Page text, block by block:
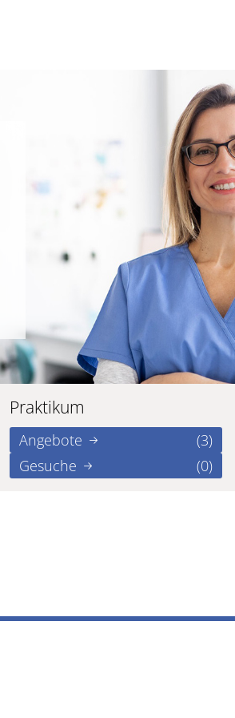
Praktikum
Angebote
(3)
Gesuche
(0)